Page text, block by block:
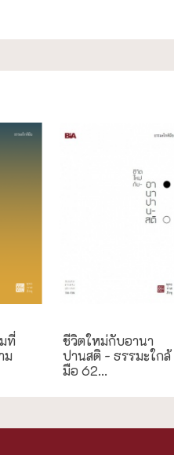
ที่
ม
ชีวิตใหม่กับอานา
ปานสติ - ธรรมะใกล้
มือ 62...